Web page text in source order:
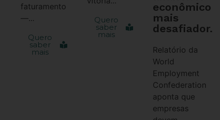
faturamento
—...
Quero
saber
mais
Quero
saber
mais
econômico
mais
desafiador.
Relatório da
World
Employment
Confederation
aponta que
empresas